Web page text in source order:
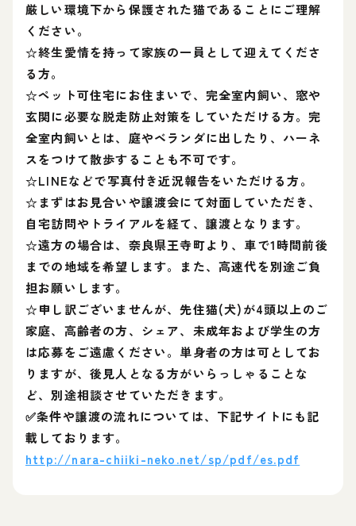
厳しい環境下から保護された猫であることにご理解
ください。
☆終生愛情を持って家族の一員として迎えてくださ
る方。
☆ペット可住宅にお住まいで、完全室内飼い、窓や
玄関に必要な脱走防止対策をしていただける方。完
全室内飼いとは、庭やベランダに出したり、ハーネ
スをつけて散歩することも不可です。
☆LINEなどで写真付き近況報告をいただける方。
☆まずはお見合いや譲渡会にて対面していただき、
自宅訪問やトライアルを経て、譲渡となります。
☆遠方の場合は、奈良県王寺町より、車で1時間前後
までの地域を希望します。また、高速代を別途ご負
担お願いします。
☆申し訳ございませんが、先住猫(犬)が4頭以上のご
家庭、高齢者の方、シェア、未成年および学生の方
は応募をご遠慮ください。単身者の方は可としてお
りますが、後見人となる方がいらっしゃることな
ど、別途相談させていただきます。
✅条件や譲渡の流れについては、下記サイトにも記
載しております。
http://nara-chiiki-neko.net/sp/pdf/es.pdf